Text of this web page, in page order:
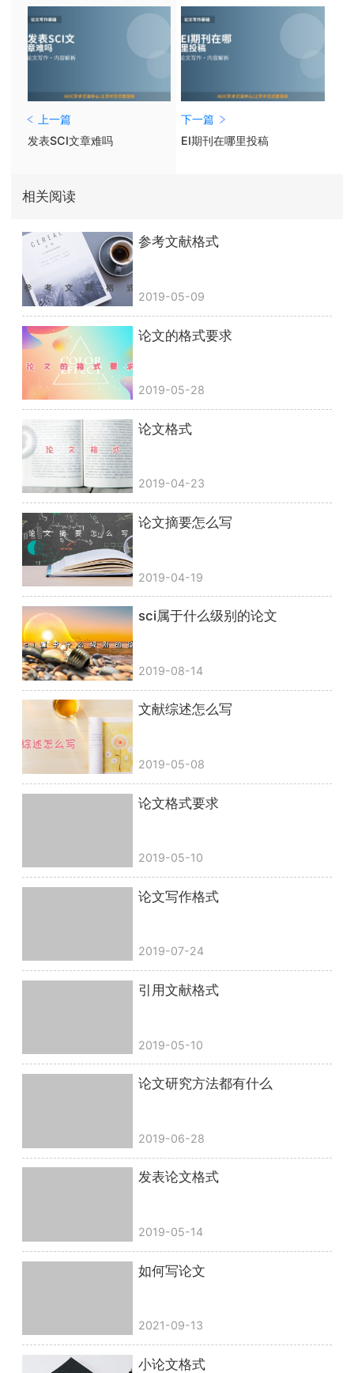
上一篇
发表SCI文章难吗
下一篇
EI期刊在哪里投稿
相关阅读
参考文献格式
2019-05-09
论文的格式要求
2019-05-28
论文格式
2019-04-23
论文摘要怎么写
2019-04-19
sci属于什么级别的论文
2019-08-14
文献综述怎么写
2019-05-08
论文格式要求
2019-05-10
论文写作格式
2019-07-24
引用文献格式
2019-05-10
论文研究方法都有什么
2019-06-28
发表论文格式
2019-05-14
如何写论文
2021-09-13
小论文格式